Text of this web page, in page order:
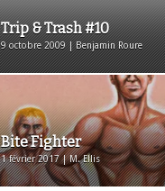
Trip & Trash #10
9 octobre 2009 | Benjamin Roure
Bite Fighter
1 février 2017 | M. Ellis